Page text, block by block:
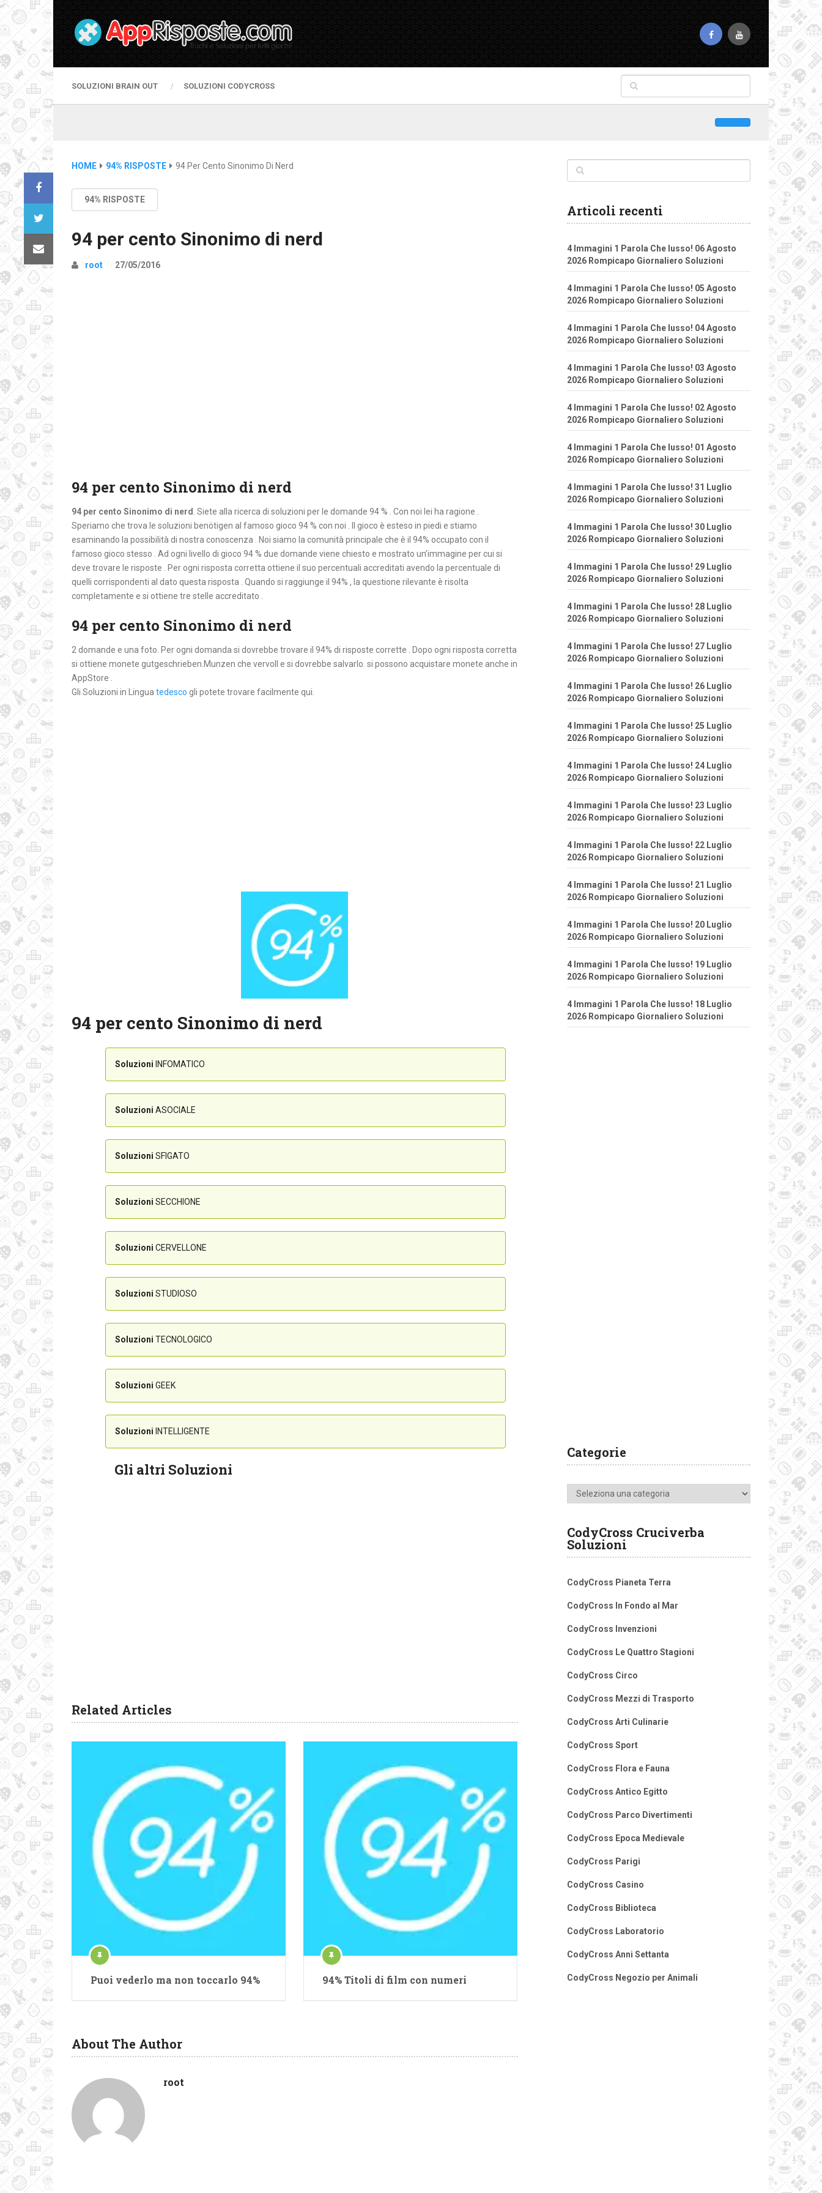
SOLUZIONI BRAIN OUT SOLUZIONI CODYCROSS
HOME 94% RISPOSTE 94 Per Cento Sinonimo Di Nerd
94% RISPOSTE
94 per cento Sinonimo di nerd
root 27/05/2016
94 per cento Sinonimo di nerd
94 per cento Sinonimo di nerd . Siete alla ricerca di soluzioni per le domande 94 % . Con noi lei ha ragione .
Speriamo che trova le soluzioni benötigen al famoso gioco 94 % con noi . Il gioco è esteso in piedi e stiamo
esaminando la possibilità di nostra conoscenza . Noi siamo la comunità principale che è il 94% occupato con il
famoso gioco stesso . Ad ogni livello di gioco 94 % due domande viene chiesto e mostrato un’immagine per cui si
deve trovare le risposte . Per ogni risposta corretta ottiene il suo percentuali accreditati avendo la percentuale di
quelli corrispondenti al dato questa risposta . Quando si raggiunge il 94% , la questione rilevante è risolta
completamente e si ottiene tre stelle accreditato .
94 per cento Sinonimo di nerd
2 domande e una foto. Per ogni domanda si dovrebbe trovare il 94% di risposte corrette . Dopo ogni risposta corretta
si ottiene monete gutgeschrieben.Munzen che vervoll e si dovrebbe salvarlo. si possono acquistare monete anche in
AppStore .
Gli Soluzioni in Lingua tedesco gli potete trovare facilmente qui.
94 per cento Sinonimo di nerd
Soluzioni INFOMATICO
Soluzioni ASOCIALE
Soluzioni SFIGATO
Soluzioni SECCHIONE
Soluzioni CERVELLONE
Soluzioni STUDIOSO
Soluzioni TECNOLOGICO
Soluzioni GEEK
Soluzioni INTELLIGENTE
Gli altri Soluzioni
Related Articles
Puoi vederlo ma non toccarlo 94% 94% Titoli di film con numeri
About The Author
root
Articoli recenti
4 Immagini 1 Parola Che lusso! 06 Agosto
2026 Rompicapo Giornaliero Soluzioni
4 Immagini 1 Parola Che lusso! 05 Agosto
2026 Rompicapo Giornaliero Soluzioni
4 Immagini 1 Parola Che lusso! 04 Agosto
2026 Rompicapo Giornaliero Soluzioni
4 Immagini 1 Parola Che lusso! 03 Agosto
2026 Rompicapo Giornaliero Soluzioni
4 Immagini 1 Parola Che lusso! 02 Agosto
2026 Rompicapo Giornaliero Soluzioni
4 Immagini 1 Parola Che lusso! 01 Agosto
2026 Rompicapo Giornaliero Soluzioni
4 Immagini 1 Parola Che lusso! 31 Luglio
2026 Rompicapo Giornaliero Soluzioni
4 Immagini 1 Parola Che lusso! 30 Luglio
2026 Rompicapo Giornaliero Soluzioni
4 Immagini 1 Parola Che lusso! 29 Luglio
2026 Rompicapo Giornaliero Soluzioni
4 Immagini 1 Parola Che lusso! 28 Luglio
2026 Rompicapo Giornaliero Soluzioni
4 Immagini 1 Parola Che lusso! 27 Luglio
2026 Rompicapo Giornaliero Soluzioni
4 Immagini 1 Parola Che lusso! 26 Luglio
2026 Rompicapo Giornaliero Soluzioni
4 Immagini 1 Parola Che lusso! 25 Luglio
2026 Rompicapo Giornaliero Soluzioni
4 Immagini 1 Parola Che lusso! 24 Luglio
2026 Rompicapo Giornaliero Soluzioni
4 Immagini 1 Parola Che lusso! 23 Luglio
2026 Rompicapo Giornaliero Soluzioni
4 Immagini 1 Parola Che lusso! 22 Luglio
2026 Rompicapo Giornaliero Soluzioni
4 Immagini 1 Parola Che lusso! 21 Luglio
2026 Rompicapo Giornaliero Soluzioni
4 Immagini 1 Parola Che lusso! 20 Luglio
2026 Rompicapo Giornaliero Soluzioni
4 Immagini 1 Parola Che lusso! 19 Luglio
2026 Rompicapo Giornaliero Soluzioni
4 Immagini 1 Parola Che lusso! 18 Luglio
2026 Rompicapo Giornaliero Soluzioni
Categorie
Categorie
CodyCross Cruciverba
Soluzioni
CodyCross Pianeta Terra
CodyCross In Fondo al Mar
CodyCross Invenzioni
CodyCross Le Quattro Stagioni
CodyCross Circo
CodyCross Mezzi di Trasporto
CodyCross Arti Culinarie
CodyCross Sport
CodyCross Flora e Fauna
CodyCross Antico Egitto
CodyCross Parco Divertimenti
CodyCross Epoca Medievale
CodyCross Parigi
CodyCross Casino
CodyCross Biblioteca
CodyCross Laboratorio
CodyCross Anni Settanta
CodyCross Negozio per Animali